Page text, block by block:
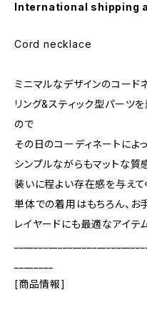
International shipping
Cord necklace
ミニマルなデザインのコード
リング&スティック型パーツ
ので
その日のコーディネートによ
シンプルながらもマットな質
装いに程よい存在感を与えて
単体での着用はもちろん、お
レイヤードにも最適なアイテム
[商品情報]